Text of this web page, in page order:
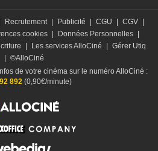
Recrutement Publicité CGU CGV
cookies Données Personnelles
Les services AlloCiné
Gérer Utiq
©AlloCiné
de votre cinéma sur le numéro AlloCiné :
892(0,90€/minute)